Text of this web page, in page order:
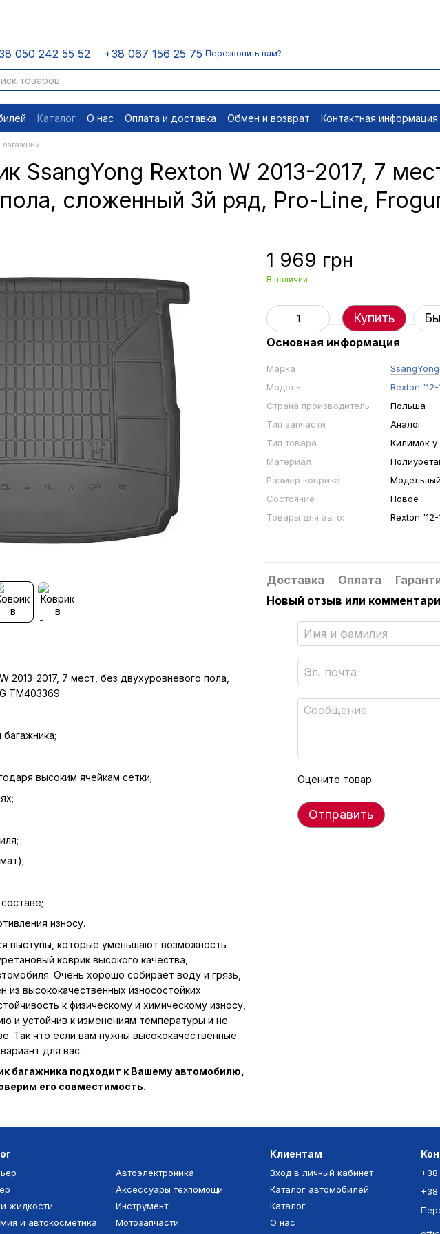
050 242 55 52 +38 067 156 25 75 Перезвонить вам?
Каталог О нас Оплата и доставка Обмен и возврат Контактная информация
соглашение
Правовые документы Отписаться
багажник
SsangYong Rexton W 2013-2017, 7
сложенный 3й ряд, Pro-Line,
2013-2017, 7 мест, без двухуровневого пола,
TM403369
высоким ячейкам сетки;
износу.
выступы, которые уменьшают возможность
коврик высокого качества,
Очень хорошо собирает воду и грязь,
из высококачественных износостойких
к физическому и химическому износу,
и устойчив к изменениям температуры и не
Так что если вам нужны высококачественные
для вас.
багажника подходит к Вашему автомобилю,
его совместимость.
1 969 грн
В наличии
Купить
Основная информация
Марка
SsangYong
Модель
Rexton '12-
Страна производитель
Польша
Тип запчасти
Аналог
Тип товара
Килимок у
Материал
Размер коврика
Модельный
Состояние
Новое
Товары для авто:
Rexton '12-
Доставка Оплата
Новый отзыв или
Оцените товар
Отправить
жидкости
и автокосметика
Автоэлектроника
Аксессуары техпомощи
Инструмент
Мотозапчасти
Клиентам
Вход в личный кабинет
Каталог автомобилей
Каталог
О нас
+38
+38